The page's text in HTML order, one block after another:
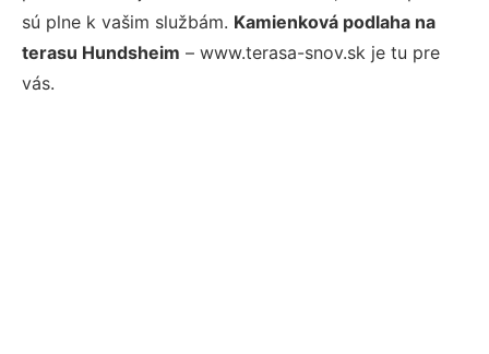
sú plne k vašim službám. Kamienková podlaha na
terasu Hundsheim – www.terasa-snov.sk je tu pre
vás.